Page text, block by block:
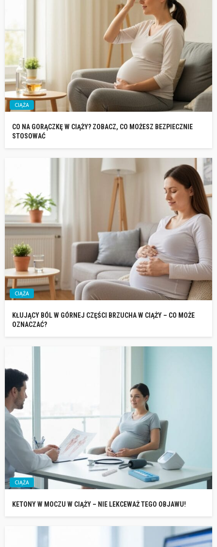
CIĄŻA
CO NA GORĄCZKĘ W CIĄŻY? ZOBACZ, CO MOŻESZ BEZPIECZNIE
STOSOWAĆ
CIĄŻA
KŁUJĄCY BÓL W GÓRNEJ CZĘŚCI BRZUCHA W CIĄŻY – CO MOŻE
OZNACZAĆ?
CIĄŻA
KETONY W MOCZU W CIĄŻY – NIE LEKCEWAŻ TEGO OBJAWU!